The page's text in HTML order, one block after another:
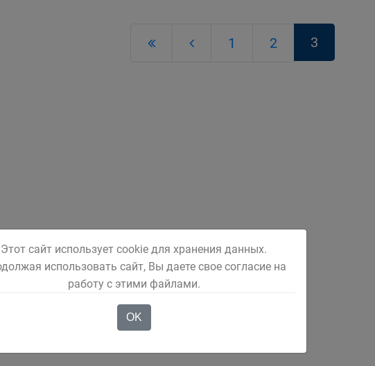
1 2 3
Этот сайт использует cookie для хранения данных.
использовать сайт, Вы даете свое согласие на
работу с этими файлами.
OK